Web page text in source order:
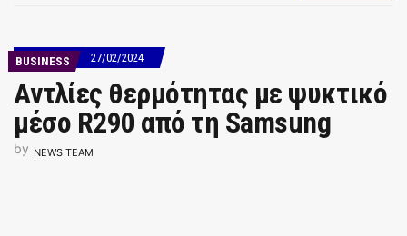
BUSINESS 27/02/2024
Αντλίες θερμότητας με ψυκτικό
μέσο R290 από τη Samsung
by NEWS TEAM